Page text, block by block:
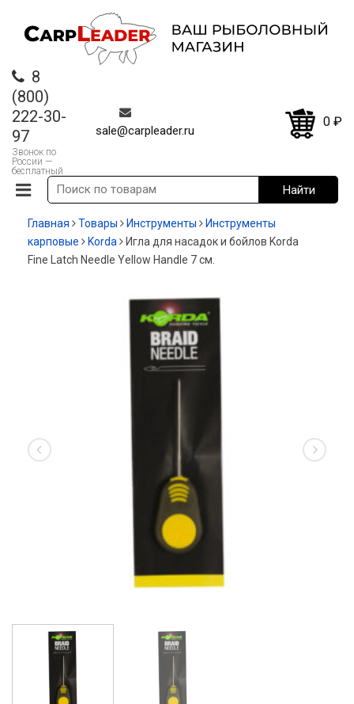
8
(800)
222-30-
97
Звонок по
России —
бесплатный
sale@carpleader.ru
0 ₽
Главная Товары Инструменты
Инструменты
карповые
Korda
Игла для насадок и бойлов Korda
Fine Latch Needle Yellow Handle 7 см.